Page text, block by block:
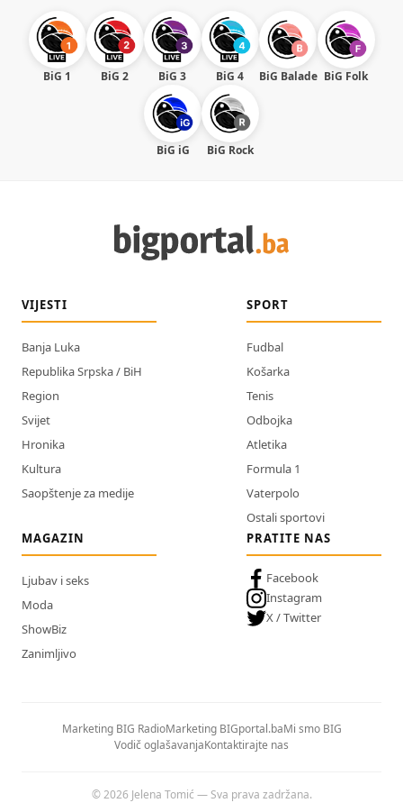
BiG 1 BiG 2 BiG 3 BiG 4 BiG Balade BiG Folk
BiG iG BiG Rock
VIJESTI
Banja Luka
Republika Srpska / BiH
Region
Svijet
Hronika
Kultura
Saopštenje za medije
SPORT
Fudbal
Košarka
Tenis
Odbojka
Atletika
Formula 1
Vaterpolo
Ostali sportovi
MAGAZIN
Ljubav i seks
Moda
ShowBiz
Zanimljivo
PRATITE NAS
Facebook
Instagram
X / Twitter
Marketing BIG RadioMarketing BIGportal.baMi smo BIG
Vodič oglašavanjaKontaktirajte nas
© 2026 Jelena Tomić — Sva prava zadržana.